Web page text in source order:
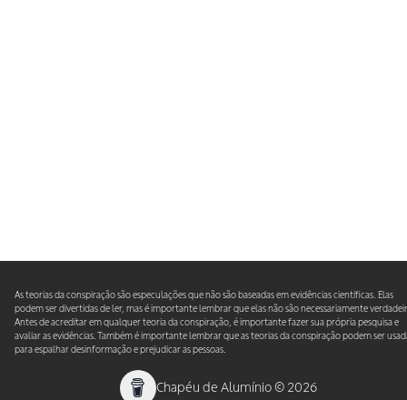
As teorias da conspiração são especulações que não são baseadas em evidências científicas. Elas
podem ser divertidas de ler, mas é importante lembrar que elas não são necessariamente
Antes de acreditar em qualquer teoria da conspiração, é importante fazer sua própria pesquisa e
avaliar as evidências. Também é importante lembrar que as teorias da conspiração podem ser
para espalhar desinformação e prejudicar as pessoas.
Chapéu de Alumínio© 2026